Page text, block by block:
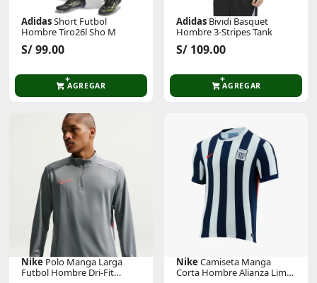
AdidasShort Futbol
Hombre Tiro26l Sho M
S/ 99.00
AGREGAR
Adidas Bividi Basquet
Hombre 3-Stripes Tank
S/ 109.00
AGREGAR
Nike Polo Manga Larga
Futbol Hombre Dri-Fit
Nike Camiseta Manga
Corta Hombre Alianza Lima